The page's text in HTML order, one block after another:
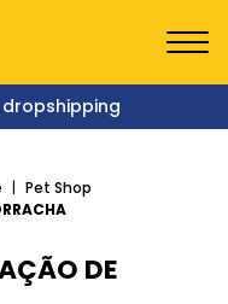
Pet Shop
DE